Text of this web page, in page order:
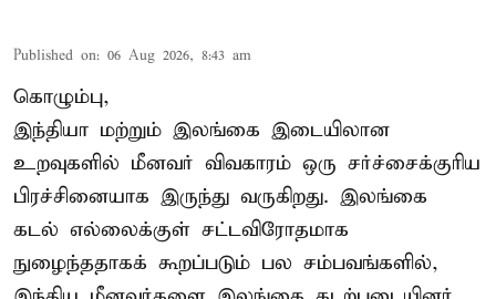
Published on: 06 Aug 2026, 8:43 am
கொழும்பு,
இந்தியா மற்றும் இலங்கை இடையிலான
உறவுகளில் மீனவர் விவகாரம் ஒரு சர்ச்சைக்குரிய
பிரச்சினையாக இருந்து வருகிறது. இலங்கை
கடல் எல்லைக்குள் சட்டவிரோதமாக
நுழைந்ததாகக் கூறப்படும் பல சம்பவங்களில்,